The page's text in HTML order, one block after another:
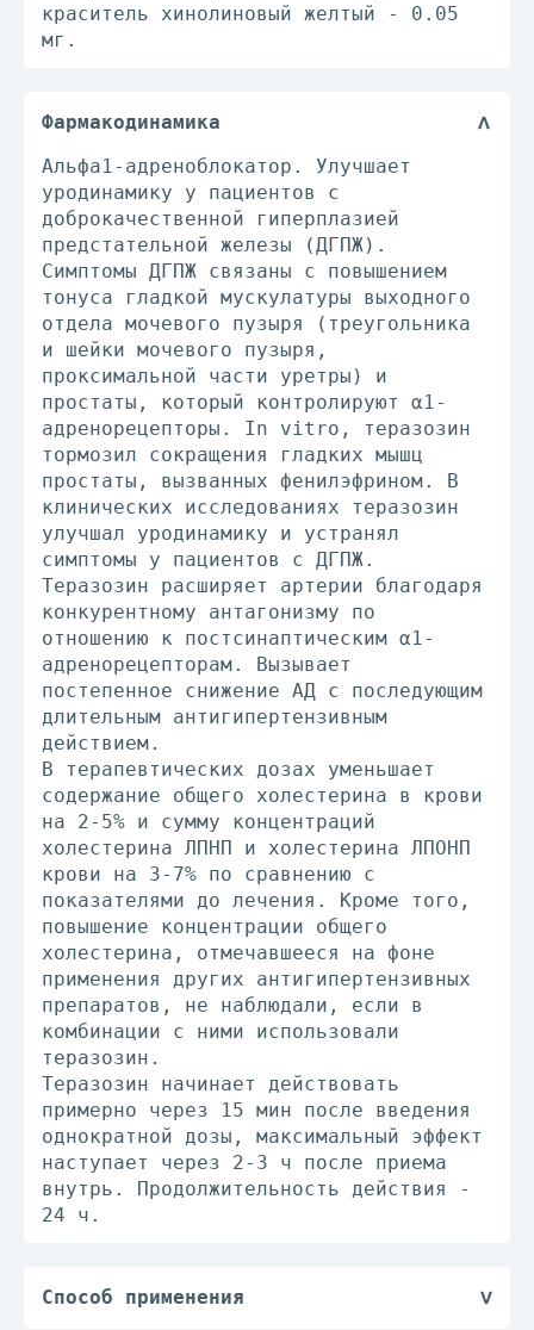
краситель хинолиновый желтый - 0.05
мг.
Фармакодинамика
Альфа1-адреноблокатор. Улучшает
уродинамику у пациентов с
доброкачественной гиперплазией
предстательной железы (ДГПЖ).
Симптомы ДГПЖ связаны с повышением
тонуса гладкой мускулатуры выходного
отдела мочевого пузыря (треугольника
и шейки мочевого пузыря,
проксимальной части уретры) и
простаты, который контролируют α1-
адренорецепторы. In vitro, теразозин
тормозил сокращения гладких мышц
простаты, вызванных фенилэфрином. В
клинических исследованиях теразозин
улучшал уродинамику и устранял
симптомы у пациентов с ДГПЖ.
Теразозин расширяет артерии благодаря
конкурентному антагонизму по
отношению к постсинаптическим α1-
адренорецепторам. Вызывает
постепенное снижение АД с последующим
длительным антигипертензивным
действием.
В терапевтических дозах уменьшает
содержание общего холестерина в крови
на 2-5% и сумму концентраций
холестерина ЛПНП и холестерина ЛПОНП
крови на 3-7% по сравнению с
показателями до лечения. Кроме того,
повышение концентрации общего
холестерина, отмечавшееся на фоне
применения других антигипертензивных
препаратов, не наблюдали, если в
комбинации с ними использовали
теразозин.
Теразозин начинает действовать
примерно через 15 мин после введения
однократной дозы, максимальный эффект
наступает через 2-3 ч после приема
внутрь. Продолжительность действия -
24 ч.
Способ применения